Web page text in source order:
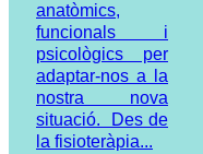
anatòmics,
funcionals i
psicològics per
adaptar-nos a la
nostra nova
situació. Des de
la fisioteràpia...